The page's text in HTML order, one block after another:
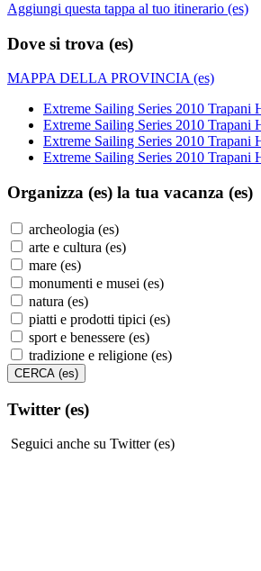
Aggiungi questa tappa al tuo itinerario (es)
Dove si trova (es)
MAPPA DELLA PROVINCIA (es)
Extreme Sailing Series 2010 Trapani
Extreme Sailing Series 2010 Trapani
Extreme Sailing Series 2010 Trapani
Extreme Sailing Series 2010 Trapani
Organizza (es) la tua vacanza (es)
archeologia (es)
arte e cultura (es)
mare (es)
monumenti e musei (es)
natura (es)
piatti e prodotti tipici (es)
sport e benessere (es)
tradizione e religione (es)
Twitter (es)
Seguici anche su Twitter (es)